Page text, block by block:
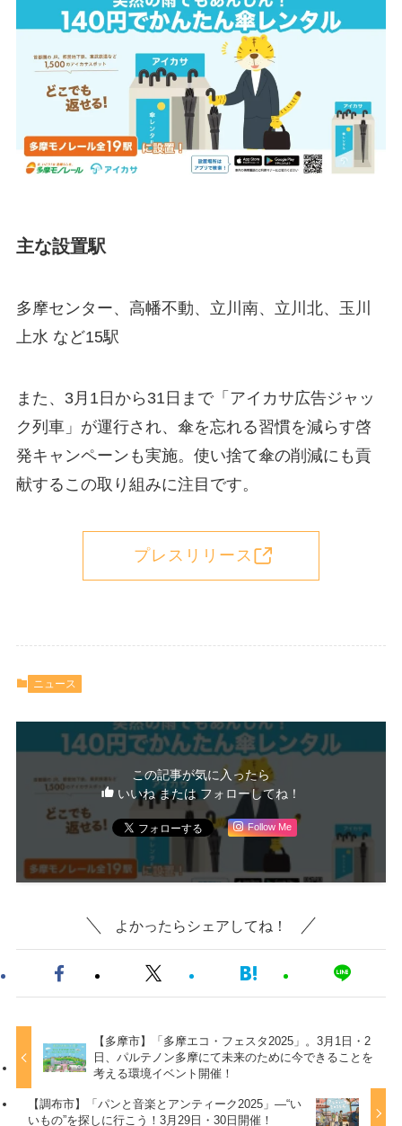
主な設置駅
多摩センター、高幡不動、立川南、立川北、玉川
上水 など15駅
また、3月1日から31日まで「アイカサ広告ジャッ
ク列車」が運行され、傘を忘れる習慣を減らす啓
発キャンペーンも実施。使い捨て傘の削減にも貢
献するこの取り組みに注目です。
プレスリリース
ニュース
この記事が気に入ったら
いいね または フォローしてね！
Follow Me
よかったらシェアしてね！
【多摩市】「多摩エコ・フェスタ2025」。3月1日・2
日、パルテノン多摩にて未来のために今できることを
考える環境イベント開催！
【調布市】「パンと音楽とアンティーク2025」—“い
いもの”を探しに行こう！3月29日・30日開催！